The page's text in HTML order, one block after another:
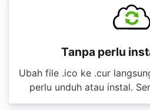
Tanpa perlu
Ubah file .ico ke .cur
perlu unduh atau instal.